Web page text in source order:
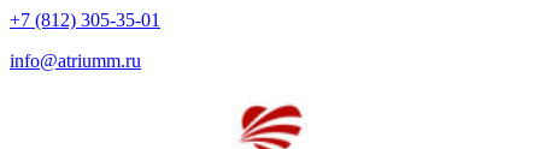
+7 (812) 305-35-01
info@atriumm.ru